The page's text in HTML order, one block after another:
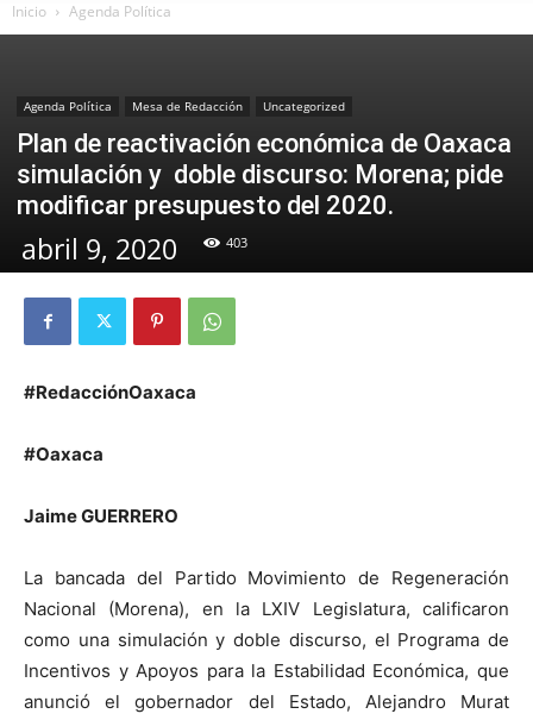
Inicio Agenda Política
Agenda Política Mesa de Redacción Uncategorized
Plan de reactivación económica de Oaxaca
simulación y doble discurso: Morena; pide
modificar presupuesto del 2020.
abril 9, 2020 403
#RedacciónOaxaca
#Oaxaca
Jaime GUERRERO
La bancada del Partido Movimiento de Regeneración
Nacional (Morena), en la LXIV Legislatura, calificaron
como una simulación y doble discurso, el Programa de
Incentivos y Apoyos para la Estabilidad Económica, que
anunció el gobernador del Estado, Alejandro Murat